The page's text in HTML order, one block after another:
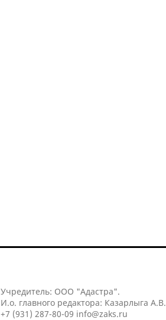
Учредитель: ООО "Адастра".
И.о. главного редактора: Казарлыга А.В.
+7 (931) 287-80-09 info@zaks.ru